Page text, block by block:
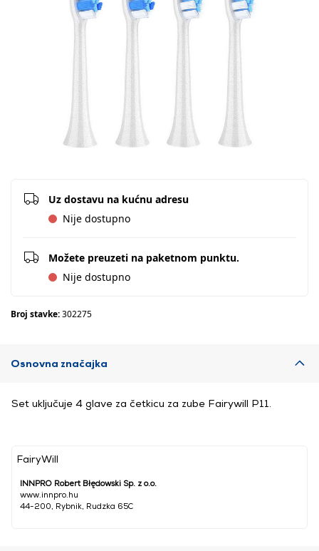
Uz dostavu na kućnu adresu
Nije dostupno
Možete preuzeti na paketnom punktu.
Nije dostupno
Broj stavke:302275
Osnovna značajka
FairyWill
INNPRO Robert Błędowski Sp. z o.o.
www.innpro.hu
44-200, Rybnik, Rudzka 65C
Set uključuje 4 glave za četkicu za zube Fairywill P11.